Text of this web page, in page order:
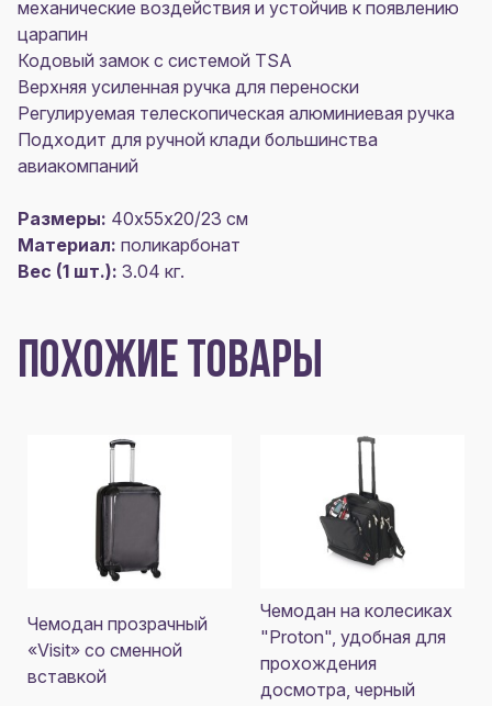
механические воздействия и устойчив к появлению
царапин
Кодовый замок с системой TSA
Верхняя усиленная ручка для переноски
Регулируемая телескопическая алюминиевая ручка
Подходит для ручной клади большинства
авиакомпаний
Размеры: 40х55x20/23 см
Материал: поликарбонат
Вес (1 шт.): 3.04 кг.
ПОХОЖИЕ ТОВАРЫ
Чемодан прозрачный
«Visit» со сменной
вставкой
Чемодан на колесиках
"Proton", удобная для
прохождения
досмотра, черный